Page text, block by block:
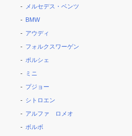
メルセデス・ベンツ
BMW
アウディ
フォルクスワーゲン
ポルシェ
ミニ
プジョー
シトロエン
アルファ ロメオ
ボルボ